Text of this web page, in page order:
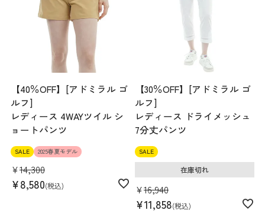
【40％OFF】[アドミラル ゴ
ルフ]
レディース 4WAYツイル シ
ョートパンツ
SALE 2025春夏モデル
¥14,300
¥8,580 税込
【30％OFF】[アドミラル ゴ
ルフ]
レディース ドライメッシュ
7分丈パンツ
SALE
¥16,940
¥11,858 税込
在庫切れ